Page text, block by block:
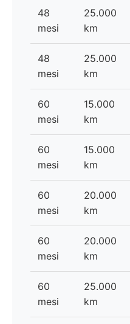
48
mesi
25.000
km
48
mesi
25.000
km
60
mesi
15.000
km
60
mesi
15.000
km
60
mesi
20.000
km
60
mesi
20.000
km
60
mesi
25.000
km